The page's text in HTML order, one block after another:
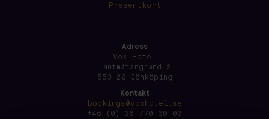
Presentkort
Adress
Vox Hotel
Lantmätargränd 2
553 20 Jönköping
Kontakt
bookings@voxhotel.se
+46 (0) 36 770 00 00